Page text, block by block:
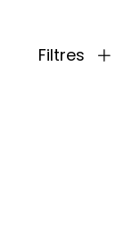
Filtres